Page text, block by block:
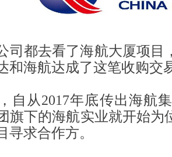
司都去看了海航大厦项目
和海航达成了这笔收购交
自从2017年底传出海航
旗下的海航实业就开始为
寻求合作方。